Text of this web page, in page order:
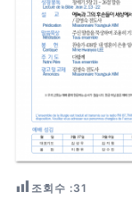
조회수 :31